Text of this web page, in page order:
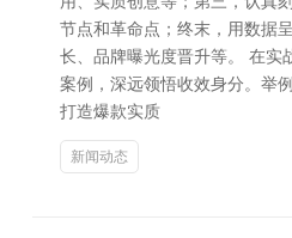
节点和革命点；终末，用数据
长、品牌曝光度晋升等。 在实
案例，深远领悟收效身分。举
打造爆款实质
新闻动态